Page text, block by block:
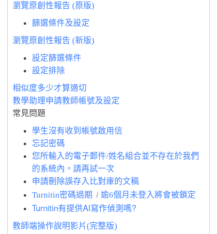
瀏覽原創性報告 (原版)
篩選條件及設定
瀏覽原創性報告 (新版)
設定篩選條件
設定排除
相似度多少才算適切
教學助理申請教師帳號及設定
常見問題
學生沒有收到帳號啟用信
忘記密碼
您所輸入的電子郵件/姓名組合並不存在於我們
的系統內。請再試一次
申請刪除誤存入比對庫的文稿
Turnitin密碼過期 / 逾6個月未登入將會被鎖定
Turnitin有提供AI寫作偵測嗎?
教師端操作說明影片(完整版)